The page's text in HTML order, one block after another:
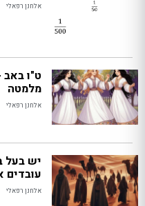
אלחנן רפאלי
ט"ו
מלמטה
אלחנן רפאלי
יש בעל
עובדים
אלחנן רפאלי